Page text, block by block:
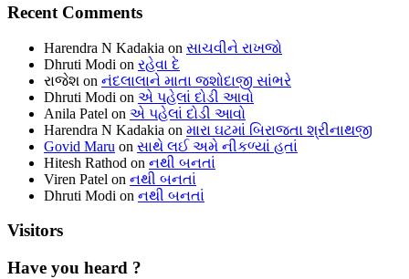
Recent Comments
Harendra N Kadakia on સાચવીને રાખજો
Dhruti Modi on રહેવા દે
રાજેશ on નંદલાલાને માતા જશોદાજી સાંભરે
Dhruti Modi on એ પહેલાં દોડી આવો
Anila Patel on એ પહેલાં દોડી આવો
Harendra N Kadakia on મારા ઘટમાં બિરાજતા શ્રીનાથજી
Govid Maru on સાથે લઈ અમે નીકળ્યાં હતાં
Hitesh Rathod on નથી બનતાં
Viren Patel on નથી બનતાં
Dhruti Modi on નથી બનતાં
Visitors
Have you heard ?